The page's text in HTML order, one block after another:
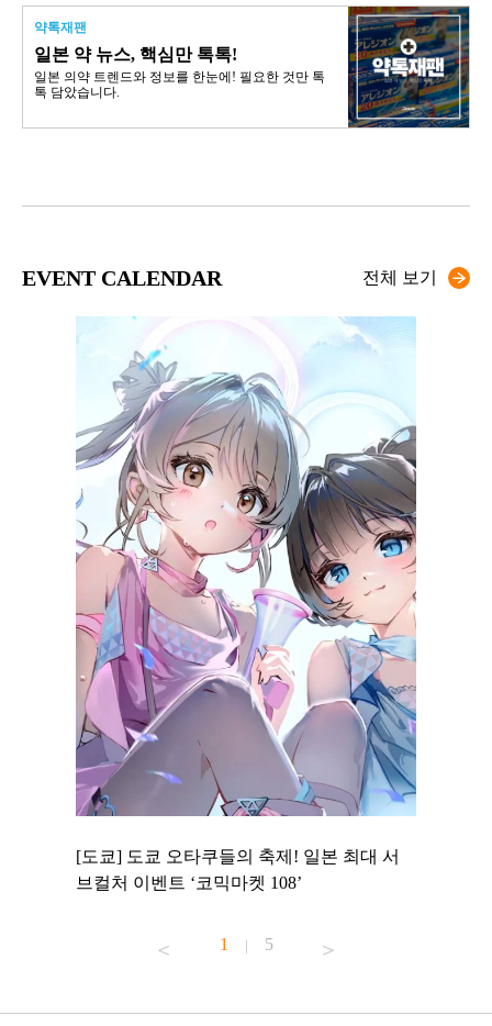
약톡재팬
일본 약 뉴스, 핵심만 톡톡!
일본 의약 트렌드와 정보를 한눈에! 필요한 것만 톡
톡 담았습니다.
EVENT CALENDAR 전체 보기
[도쿄] 도쿄 오타쿠들의 축제! 일본 최대 서
브컬처 이벤트 ‘코믹마켓 108’
1 | 5